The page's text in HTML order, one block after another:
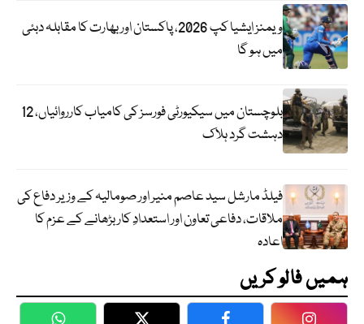
ویمنز ایشیا کپ 2026، پاکستان اور بھارت کا مقابلہ دبئی
میں ہو گا
بلوچستان میں سیکیورٹی فورسز کی کامیاب کارروائیاں، 12
دہشت گرد ہلاک
فیلڈ مارشل سید عاصم منیر اور صومالیہ کے وزیر دفاع کی
ملاقات، دفاعی تعاون اور استعدادِ کار بڑھانے کے عزم کا
اعادہ
ہمیں فالو کریں